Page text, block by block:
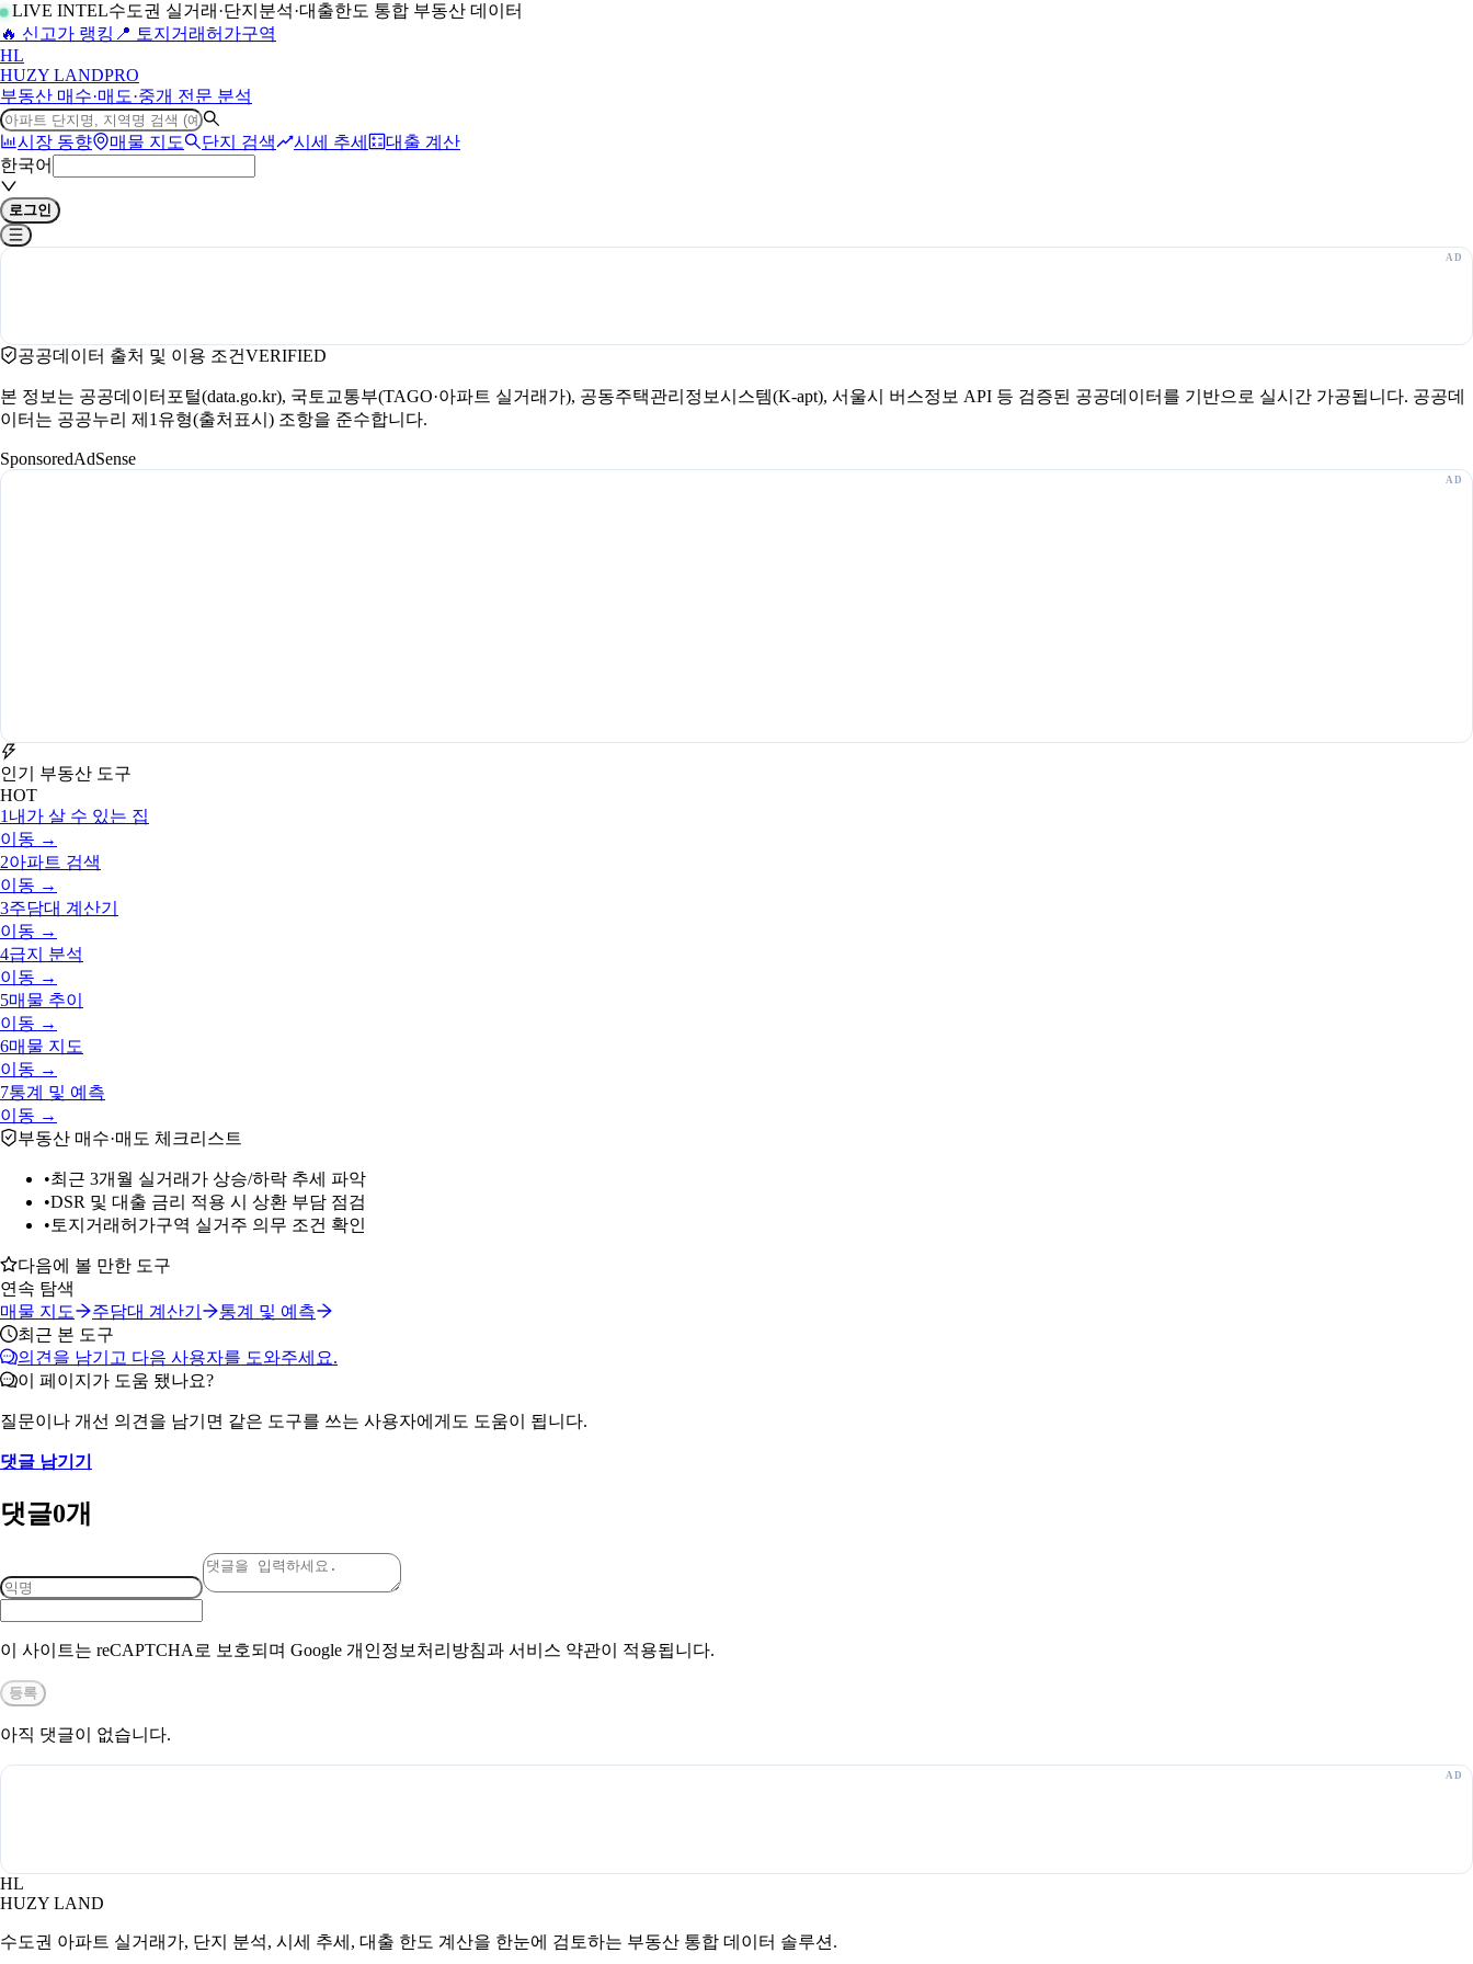
LIVE INTEL수도권 실거래·단지분석·대출한도 통합 부동산 데이터
🔥 신고가 랭킹 📍 토지거래허가구역
HL
HUZY LANDPRO
부동산 매수·매도·중개 전문 분석
시장 동향 매물 지도 단지 검색 시세 추세
대출 계산
한국어
로그인
공공데이터 출처 및 이용 조건VERIFIED
본 정보는 공공데이터포털(data.go.kr), 국토교통부(TAGO·아파트 실거래가), 공동주택관리정보시스템(K-apt), 서울시 버스정보 API 등 검증된 공공데이터를 기반으로 실시간 가공됩니다. 공공데
이터는 공공누리 제1유형(출처표시) 조항을 준수합니다.
SponsoredAdSense
인기 부동산 도구
HOT
1 내가 살 수 있는 집
이동 →
2아파트 검색
이동 →
3주담대 계산기
이동 →
4급지 분석
이동 →
5매물 추이
이동 →
6매물 지도
이동 →
7통계 및 예측
이동 →
부동산 매수·매도 체크리스트
•최근 3개월 실거래가 상승/하락 추세 파악
•DSR 및 대출 금리 적용 시 상환 부담 점검
• 토지거래허가구역 실거주 의무 조건 확인
다음에 볼 만한 도구
연속 탐색
매물 지도
주담대 계산기
통계 및 예측
최근 본 도구
의견을 남기고 다음 사용자를 도와주세요.
이 페이지가 도움 됐나요?
질문이나 개선 의견을 남기면 같은 도구를 쓰는 사용자에게도 도움이 됩니다.
댓글 남기기
댓글0개
이 사이트는 reCAPTCHA로 보호되며 Google 개인정보처리방침과 서비스 약관이 적용됩니다.
등록
아직 댓글이 없습니다.
HL
HUZY LAND
수도권 아파트 실거래가, 단지 분석, 시세 추세, 대출 한도 계산을 한눈에 검토하는 부동산 통합 데이터 솔루션.